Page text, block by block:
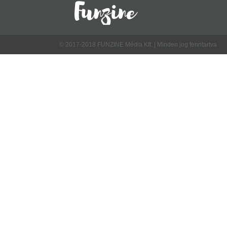
© 2017-2018 FUNZINE Média Kft. | Minden jog fenntartva